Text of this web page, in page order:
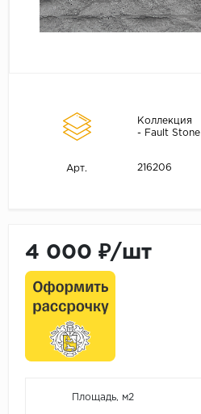
Коллекция
- Fault Stone
Арт. 216206
4 000 ₽/шт
Площадь, м2